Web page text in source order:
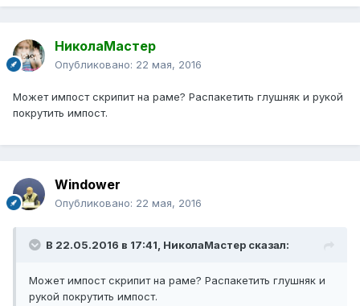
НиколаМастер
Опубликовано: 22 мая, 2016
Может импост скрипит на раме? Распакетить глушняк и рукой
покрутить импост.
Windower
Опубликовано: 22 мая, 2016
В 22.05.2016 в 17:41, НиколаМастер сказал:
Может импост скрипит на раме? Распакетить глушняк и
рукой покрутить импост.